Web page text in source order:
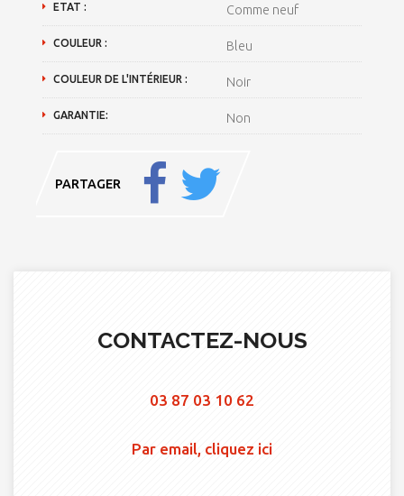
ETAT : Comme neuf
COULEUR : Bleu
COULEUR DE L'INTÉRIEUR : Noir
GARANTIE: Non
PARTAGER
CONTACTEZ-NOUS
03 87 03 10 62
Par email, cliquez ici